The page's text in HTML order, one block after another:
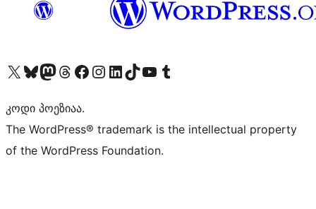
Visit our X (formerly Twitter) account
Visit our Bluesky account
Visit our Mastodon account
Visit our Threads account
Visit our Facebook page
Visit our Instagram account
Visit our LinkedIn account
Visit our TikTok account
Visit our YouTube channel
Visit our Tumblr account
კოდი პოეზიაა.
The WordPress® trademark is the intellectual property
of the WordPress Foundation.